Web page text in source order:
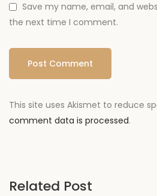
Save my name, email, and
the next time I comment.
This site uses Akismet to reduce
comment data is processed.
Related Post